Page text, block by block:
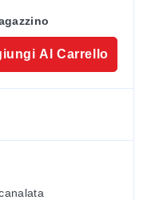
Al Carrello